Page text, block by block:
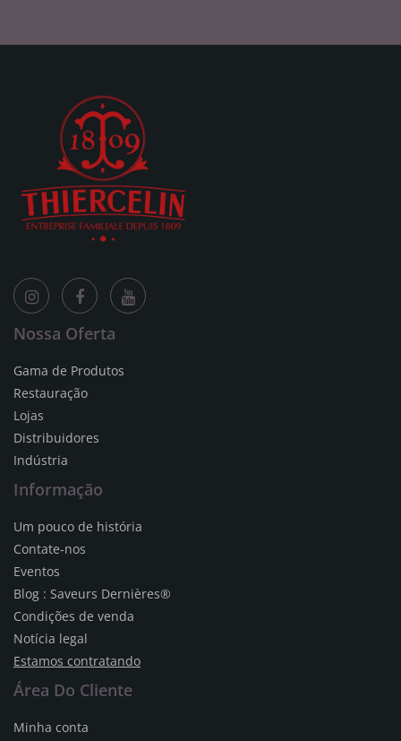
Nossa Oferta
Gama de Produtos
Restauração
Lojas
Distribuidores
Indústria
Informação
Um pouco de história
Contate-nos
Eventos
Blog : Saveurs Dernières®
Condições de venda
Notícia legal
Estamos contratando
Área Do Cliente
Minha conta